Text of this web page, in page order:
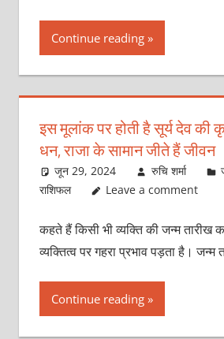
Continue reading
इस मूलांक पर होती है सूर्य देव की
धन, राजा के सामान जीते हैं जीवन
जून 29, 2024 रुचि शर्मा
राशिफल
Leave a comment
कहते हैं किसी भी व्यक्ति की जन्म
व्यक्तित्व पर गहरा प्रभाव पड़ता है। जन्म
Continue reading